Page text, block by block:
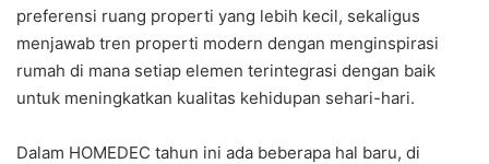
preferensi ruang properti yang lebih kecil, sekaligus
menjawab tren properti modern dengan menginspirasi
rumah di mana setiap elemen terintegrasi dengan baik
untuk meningkatkan kualitas kehidupan sehari-hari.
Dalam HOMEDEC tahun ini ada beberapa hal baru, di